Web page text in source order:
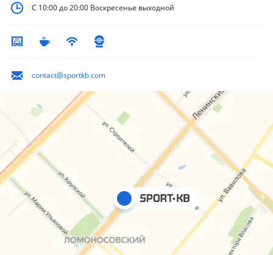
С 10:00 до 20:00 Воскресенье выходной
contact@sportkb.com